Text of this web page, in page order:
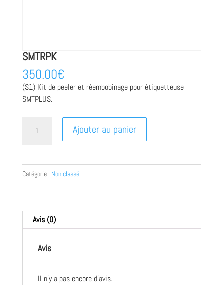
SMTRPK
350.00€
(S1) Kit de peeler et réembobinage pour étiquetteuse
SMTPLUS.
Ajouter au panier
Catégorie : Non classé
Avis (0)
Avis
Il n’y a pas encore d’avis.